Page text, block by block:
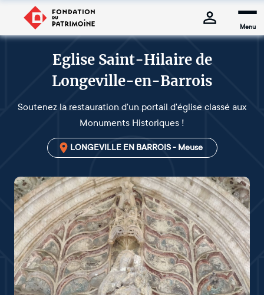
Menu
Eglise Saint-Hilaire de
Longeville-en-Barrois
Soutenez la restauration d'un portail d'église classé aux
Monuments Historiques !
LONGEVILLE EN BARROIS - Meuse